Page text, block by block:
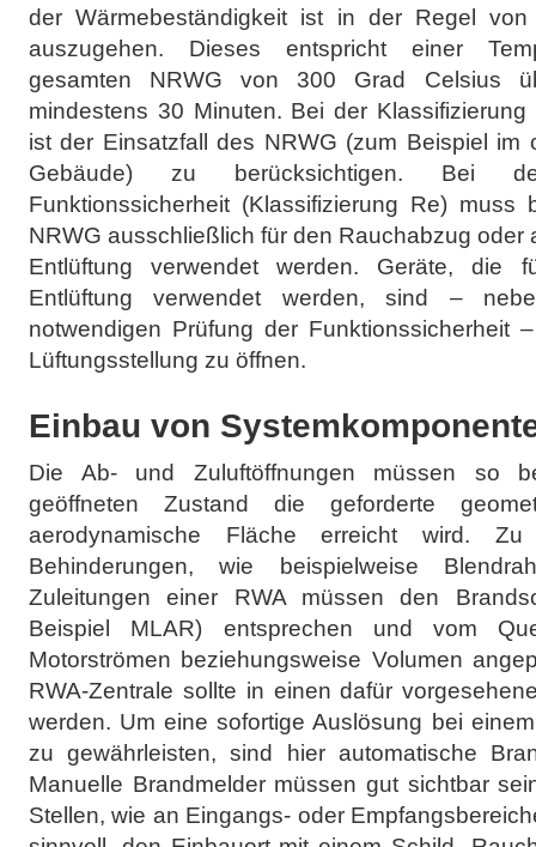
der Wärmebeständigkeit ist in der Regel
auszugehen. Dieses entspricht einer
gesamten NRWG von 300 Grad Celsius
mindestens 30 Minuten. Bei der Klassifizierung
ist der Einsatzfall des NRWG (zum Beispiel im
Gebäude) zu berücksichtigen. Bei
Funktionssicherheit (Klassifizierung Re) muss
NRWG ausschließlich für den Rauchabzug oder
Entlüftung verwendet werden. Geräte, die
Entlüftung verwendet werden, sind –
notwendigen Prüfung der Funktionssicherheit
Lüftungsstellung zu öffnen.
Einbau von
Die Ab- und Zuluftöffnungen müssen so
geöffneten Zustand die geforderte
aerodynamische Fläche erreicht wird.
Behinderungen, wie beispielweise
Zuleitungen einer RWA müssen den
Beispiel MLAR) entsprechen und vom
Motorströmen beziehungsweise Volumen
RWA-Zentrale sollte in einen dafür
werden. Um eine sofortige Auslösung bei
zu gewährleisten, sind hier automatische
Manuelle Brandmelder müssen gut sichtbar
Stellen, wie an Eingangs- oder